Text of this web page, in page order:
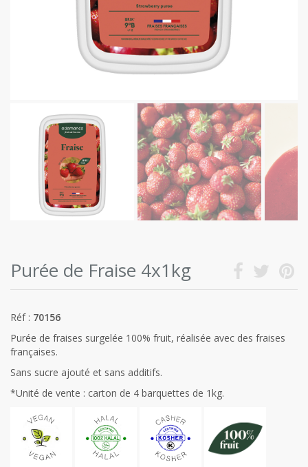
Purée de Fraise 4x1kg
Réf : 70156
Purée de fraises surgelée 100% fruit, réalisée avec des fraises
françaises.
Sans sucre ajouté et sans additifs.
*Unité de vente : carton de 4 barquettes de 1kg.